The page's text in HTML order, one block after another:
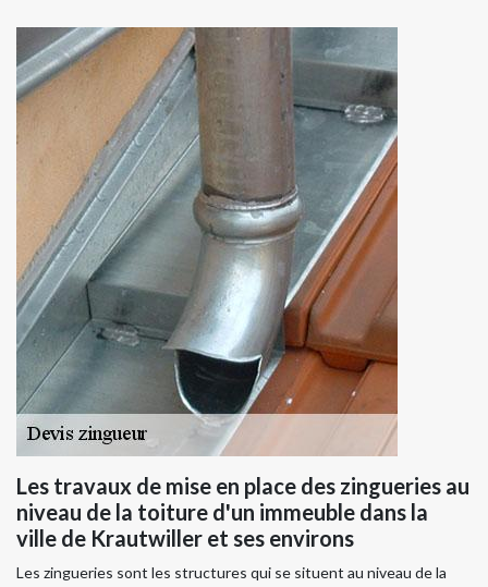
Les travaux de mise en place des zingueries au
niveau de la toiture d'un immeuble dans la
ville de Krautwiller et ses environs
Les zingueries sont les structures qui se situent au niveau de la